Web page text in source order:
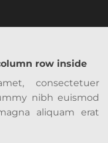
row inside
consectetuer
nibh euismod
aliquam erat